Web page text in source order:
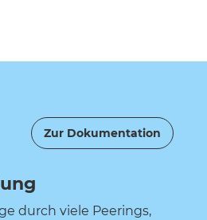
Zur Dokumentation
durch viele Peerings,